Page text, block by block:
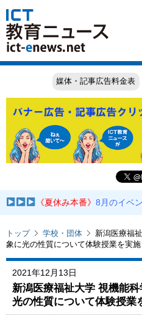
媒体・記事広告料金表
《夏休み本番》8月のイベ
トップ 学校・団体
新潟医療福
象に光の性質について体験授業を実施
2021年12月13日
新潟医療福祉大学 視機能
光の性質について体験授業